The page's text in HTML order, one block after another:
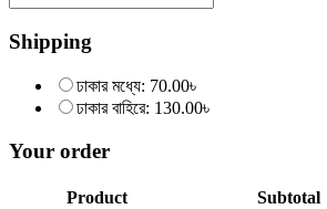
Shipping
ঢাকার মধ্যে: 70.00৳
ঢাকার বাহিরে: 130.00৳
Your order
Product
Subtotal